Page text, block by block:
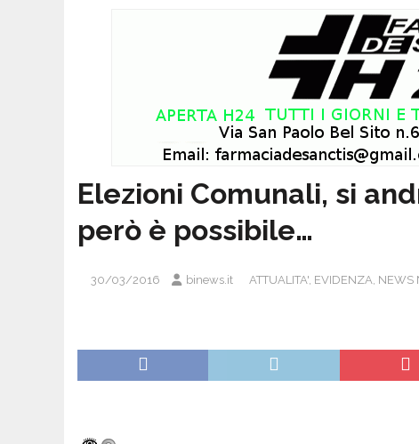
Elezioni Comunali, si
però è possibile…
30/03/2016 binews.it ATTUALITA', EVIDENZA, NEWS